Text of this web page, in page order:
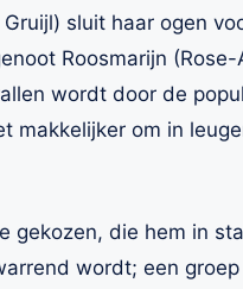
sluit haar ogen
Roosmarijn
wordt door de
makkelijker om in
gekozen, die hem in
wordt; een